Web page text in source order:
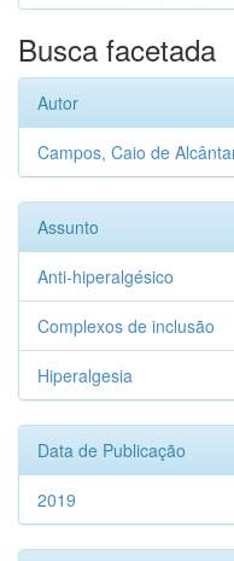
Busca facetada
Autor
Campos, Caio de
Assunto
Anti-hiperalgésico
Complexos de inclusão
Hiperalgesia
Data de Publicação
2019